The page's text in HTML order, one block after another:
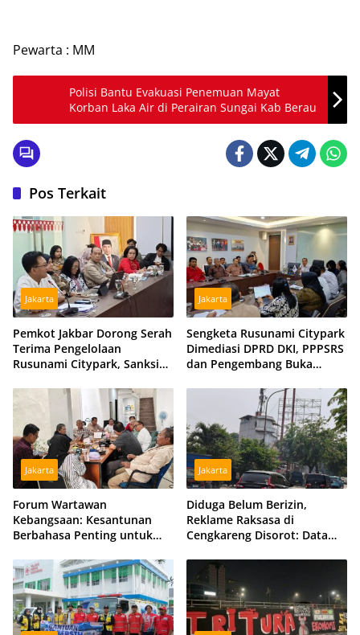
Pewarta : MM
Polisi Bantu Evakuasi Penemuan Mayat
Korban Laka Air di Perairan Sungai Kab Berau
Pos Terkait
Jakarta
Pemkot Jakbar Dorong Serah
Terima Pengelolaan
Rusunami Citypark, Sanksi
Berlarut
Jakarta
Sengketa Rusunami Citypark
Dimediasi DPRD DKI, PPPSRS
dan Pengembang Buka
Jakarta
Forum Wartawan
Kebangsaan: Kesantunan
Berbahasa Penting untuk
Jakarta
Diduga Belum Berizin,
Reklame Raksasa di
Cengkareng Disorot: Data
Berbeda